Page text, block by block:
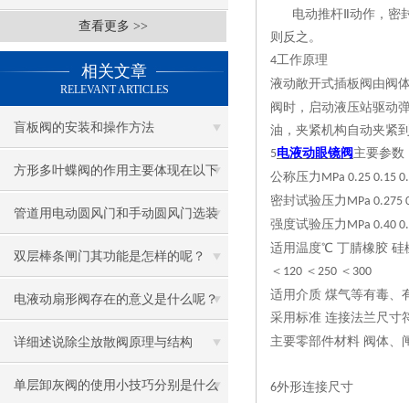
查看更多 >>
相关文章
RELEVANT ARTICLES
盲板阀的安装和操作方法
方形多叶蝶阀的作用主要体现在以下
几个方面
管道用电动圆风门和手动圆风门选装
的区别
双层棒条闸门其功能是怎样的呢？
电液动扇形阀存在的意义是什么呢？
详细述说除尘放散阀原理与结构
单层卸灰阀的使用小技巧分别是什么
电动推杆 Ⅱ动作，
则反之。
4工作原理
液动敞开式插板阀由阀
阀时，启动液压站驱动
油，夹紧机构自动夹紧
5电液动眼镜阀 主要参数
公称压力 MPa 0.25 0.15
密封试验压力 MPa 0.275
强度试验压力 MPa 0.40
适用温度℃ 丁腈橡胶 硅
＜ 120 ＜ 250 ＜ 300
适用介质 煤气等有毒、
采用标准 连接法兰尺寸
主要零部件材料 阀体、
6外形连接尺寸